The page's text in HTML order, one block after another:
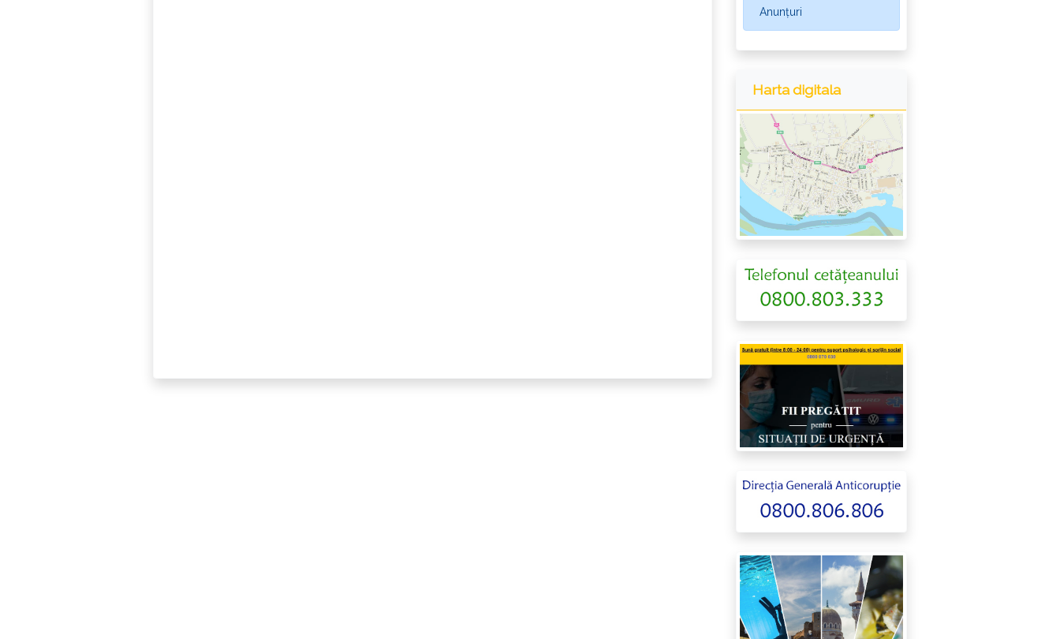
Anunțuri
Harta digitala